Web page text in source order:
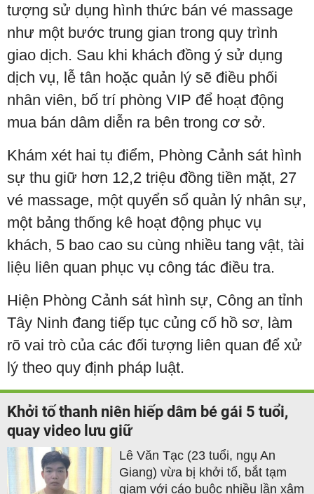
tượng sử dụng hình thức bán vé massage
như một bước trung gian trong quy trình
giao dịch. Sau khi khách đồng ý sử dụng
dịch vụ, lễ tân hoặc quản lý sẽ điều phối
nhân viên, bố trí phòng VIP để hoạt động
mua bán dâm diễn ra bên trong cơ sở.
Khám xét hai tụ điểm, Phòng Cảnh sát hình
sự thu giữ hơn 12,2 triệu đồng tiền mặt, 27
vé massage, một quyển sổ quản lý nhân sự,
một bảng thống kê hoạt động phục vụ
khách, 5 bao cao su cùng nhiều tang vật, tài
liệu liên quan phục vụ công tác điều tra.
Hiện Phòng Cảnh sát hình sự, Công an tỉnh
Tây Ninh đang tiếp tục củng cố hồ sơ, làm
rõ vai trò của các đối tượng liên quan để xử
lý theo quy định pháp luật.
Khởi tố thanh niên hiếp dâm bé gái 5 tuổi,
quay video lưu giữ
Lê Văn Tạc (23 tuổi, ngụ An
Giang) vừa bị khởi tố, bắt tạm
giam với cáo buộc nhiều lần xâm